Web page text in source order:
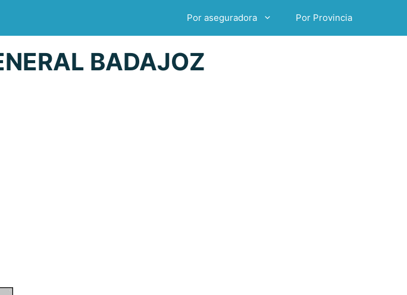
Por aseguradora Por Provincia
BADAJOZ